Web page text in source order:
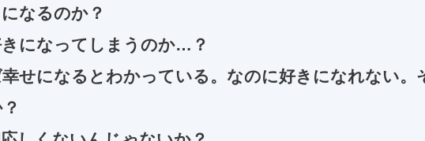
なるのか？
になってしまうのか…？
せになるとわかっている。なのに好きになれない。